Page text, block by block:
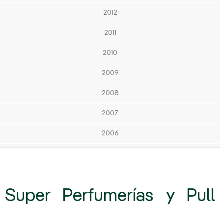
2012
2011
2010
2009
2008
2007
2006
Super Perfumerías y Pull